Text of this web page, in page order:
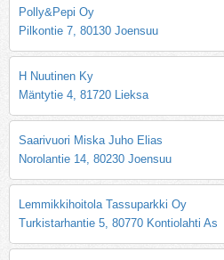
Polly&Pepi Oy
Pilkontie 7, 80130 Joensuu
H Nuutinen Ky
Mäntytie 4, 81720 Lieksa
Saarivuori Miska Juho Elias
Norolantie 14, 80230 Joensuu
Lemmikkihoitola Tassuparkki Oy
Turkistarhantie 5, 80770 Kontiolahti As